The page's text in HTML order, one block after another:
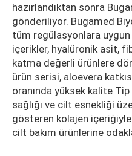
hazırlandıktan sonra
gönderiliyor. Bugamed
tüm regülasyonlara
içerikler, hyalüronik asit,
katma değerli ürünlere
ürün serisi, aloevera
oranında yüksek kalite
sağlığı ve cilt esnekliği
gösteren kolajen
cilt bakım ürünlerine